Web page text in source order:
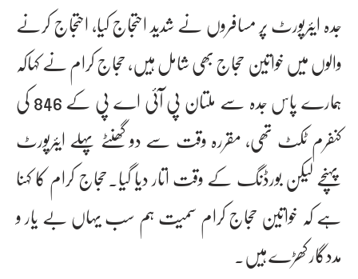
جدہ ایئرپورٹ پر مسافروں نے شدید احتجاج کیا، احتجاج کرنے
والوں میں خواتین حجاج بھی شامل ہیں، حجاج کرام نے کہاکہ
ہمارے پاس جدہ سے ملتان پی آئی اے پی کے 846 کی
کنفرم ٹکٹ تھی، مقررہ وقت سے دو گھنٹے پہلے ایئرپورٹ
پہنچے لیکن بورڈنگ کے وقت اتار دیا گیا۔حجاج کرام کا کہنا
ہے کہ خواتین حجاج کرام سمیت ہم سب یہاں بے یار و
مددگار کھڑے ہیں۔